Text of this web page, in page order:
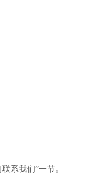
系我们”一节。